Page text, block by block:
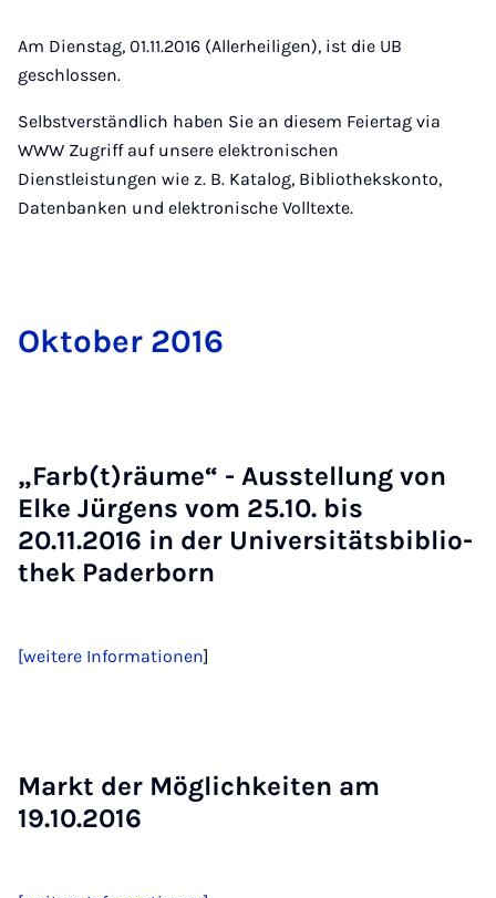
Am Dienstag, 01.11.2016 (Allerheiligen), ist die UB
geschlossen.
Selbstverständlich haben Sie an diesem Feiertag via
WWW Zugriff auf unsere elektronischen
Dienstleistungen wie z. B. Katalog, Bibliothekskonto,
Datenbanken und elektronische Volltexte.
Ok­to­ber 2016
„Fa­rb(t)räu­me“ - Ausstel­lung von
El­ke Jür­gens vom 25.10. bis
20.11.2016 in der Uni­ver­si­täts­bi­blio­
thek Pa­der­born
[weitere Informationen]
Markt der Mög­lich­kei­ten am
19.10.2016